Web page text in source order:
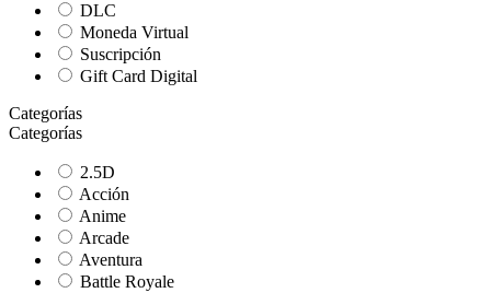
DLC
Moneda Virtual
Suscripción
Gift Card Digital
Categorías
Categorías
2.5D
Acción
Anime
Arcade
Aventura
Battle Royale